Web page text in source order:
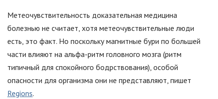
Метеочувствительность доказательная медицина
болезнью не считает, хотя метеочувствительные люди
есть, это факт. Но поскольку магнитные бури по большей
части влияют на альфа-ритм головного мозга (ритм
типичный для спокойного бодрствования), особой
опасности для организма они не представляют, пишет
Regions.